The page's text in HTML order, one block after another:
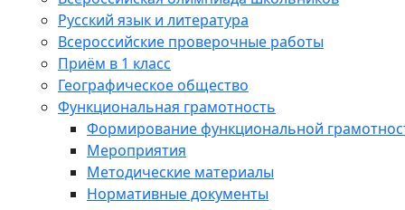
Русский язык и литература
Всероссийские проверочные работы
Приём в 1 класс
Географическое общество
Функциональная грамотность
Формирование функциональной
Мероприятия
Методические материалы
Нормативные документы